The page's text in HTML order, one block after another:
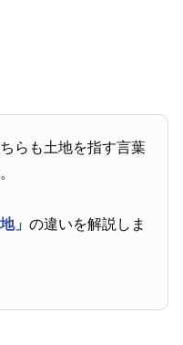
らも土地を指す言葉
地」の違いを解説しま